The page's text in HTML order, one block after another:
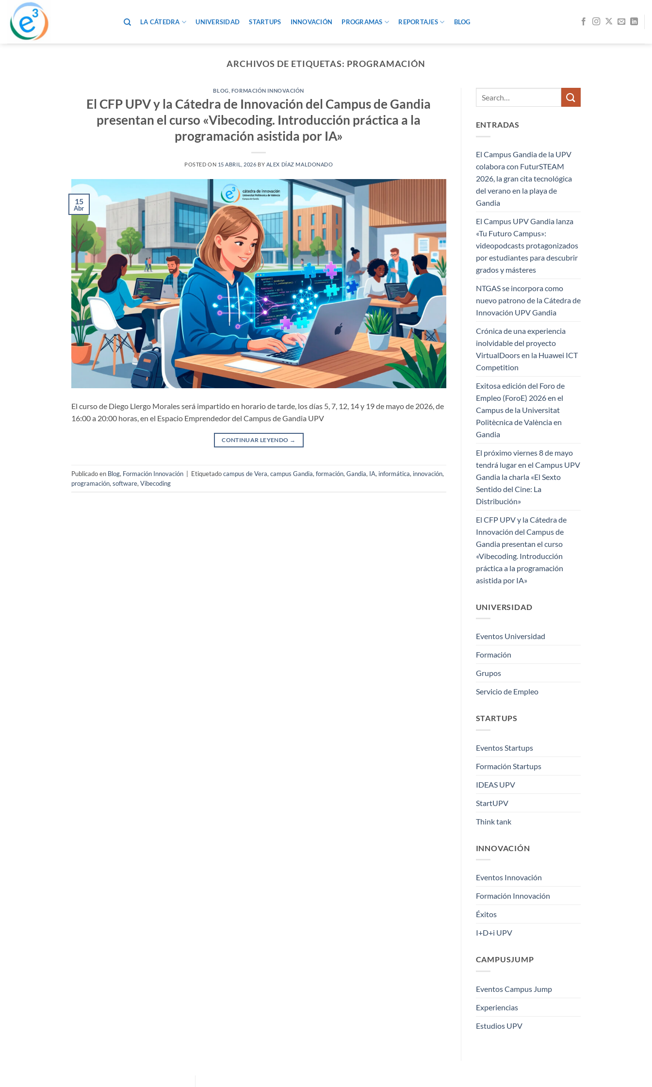
Saltar
contenido
LA CÁTEDRA UNIVERSIDAD STARTUPS INNOVACIÓN PROGRAMAS REPORTAJES BLOG
ARCHIVOS DE ETIQUETAS: PROGRAMACIÓN
BLOG FORMACIÓN INNOVACIÓN
El CFP UPV y la Cátedra de Innovación del Campus de Gandia
presentan el curso «Vibecoding. Introducción práctica a la
programación asistida por IA»
POSTED ON 15 ABRIL, 2026 BY ALEX DÍAZ MALDONADO
15
Abr
El curso de Diego Llergo Morales será impartido en horario de tarde, los días 5, 7, 12, 14 y 19 de mayo de 2026, de
16:00 a 20:00 horas, en el Espacio Emprendedor del Campus de Gandia UPV
CONTINUAR LEYENDO →
Publicado en Blog, Formación Innovación Etiquetadocampus de Vera, campus Gandia, formación, Gandia, IA, informática, innovación,
programación, software, Vibecoding
ENTRADAS
El Campus Gandia de la UPV
colabora con FuturSTEAM
2026, la gran cita tecnológica
del verano en la playa de
Gandia
El Campus UPV Gandia lanza
«Tu Futuro Campus»:
videopodcasts protagonizados
por estudiantes para descubrir
grados y másteres
NTGAS se incorpora como
nuevo patrono de la Cátedra de
Innovación UPV Gandia
Crónica de una experiencia
inolvidable del proyecto
VirtualDoors en la Huawei ICT
Competition
Exitosa edición del Foro de
Empleo (ForoE) 2026 en el
Campus de la Universitat
Politècnica de València en
Gandia
El próximo viernes 8 de mayo
tendrá lugar en el Campus UPV
Gandia la charla «El Sexto
Sentido del Cine: La
Distribución»
El CFP UPV y la Cátedra de
Innovación del Campus de
Gandia presentan el curso
«Vibecoding. Introducción
práctica a la programación
asistida por IA»
UNIVERSIDAD
Eventos Universidad
Formación
Grupos
Servicio de Empleo
STARTUPS
Eventos Startups
Formación Startups
IDEAS UPV
StartUPV
Think tank
INNOVACIÓN
Eventos Innovación
Formación Innovación
Éxitos
I+D+i UPV
CAMPUSJUMP
Eventos Campus Jump
Experiencias
Estudios UPV